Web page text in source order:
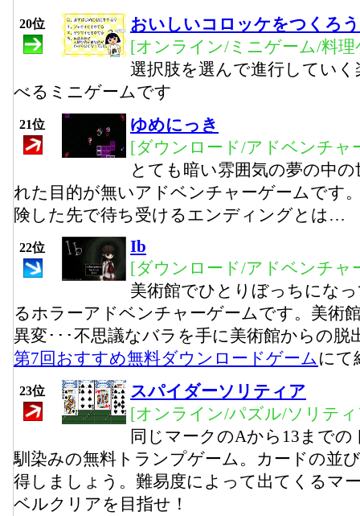
20位
おいしいコロッケをつくろ
[オンライン/ミニゲーム/料
選択肢を選んで進行してい
べるミニゲームです
21位
ゆめにっき
[ダウンロード/アドベンチャ
とても暗い雰囲気の夢の中
れた目的が無いアドベンチャーゲームです
険した先で待ち受けるエンディングとは…
22位
Ib
[ダウンロード/アドベンチャ
美術館でひとりぼっちにな
るホラーアドベンチャーゲームです。美術
異変･･･不思議なバラを手に美術館からの脱
第7回おすすめ無料ダウンロードゲームにて
23位
スパイダーソリティア
[オンライン/パズル/ソリテ
同じマークのAから13まで
馴染みの無料トランプゲーム。カードの並
得しましょう。難易度によって出てくるマ
ベルクリアを目指せ！